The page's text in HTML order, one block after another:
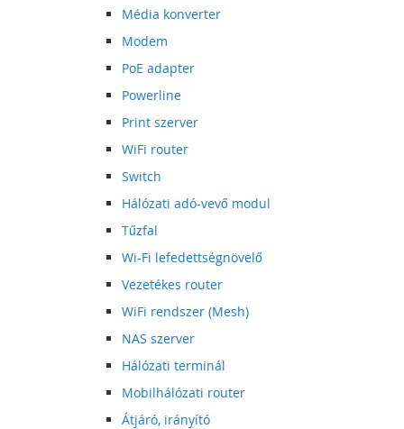
Média konverter
Modem
PoE adapter
Powerline
Print szerver
WiFi router
Switch
Hálózati adó-vevő modul
Tűzfal
Wi-Fi lefedettségnövelő
Vezetékes router
WiFi rendszer (Mesh)
NAS szerver
Hálózati terminál
Mobilhálózati router
Átjáró, irányító